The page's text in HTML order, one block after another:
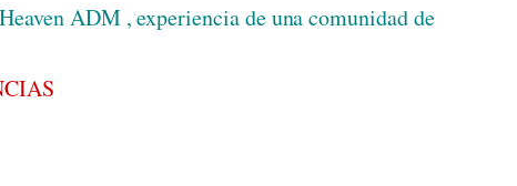
ADM , experiencia de una comunidad de